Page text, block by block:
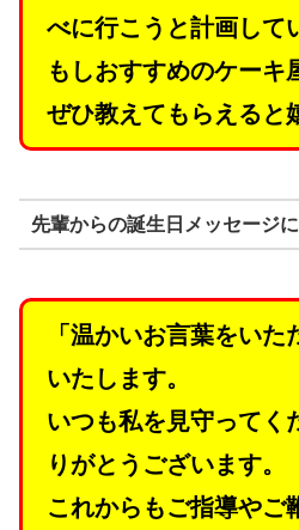
べに行こうと計画して
もしおすすめのケーキ
ぜひ教えてもらえると
先輩からの誕生日メッセージ
「温かいお言葉をい
いたします。
いつも私を見守ってく
りがとうございます。
これからもご指導やご